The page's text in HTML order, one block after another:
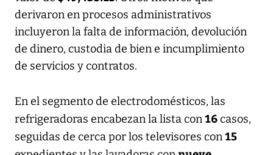
derivaron en procesos administrativos
incluyeron la falta de información, devolución
de dinero, custodia de bien e incumplimiento
de servicios y contratos.
En el segmento de electrodomésticos, las
refrigeradoras encabezan la lista con16casos,
seguidas de cerca por los televisores con15